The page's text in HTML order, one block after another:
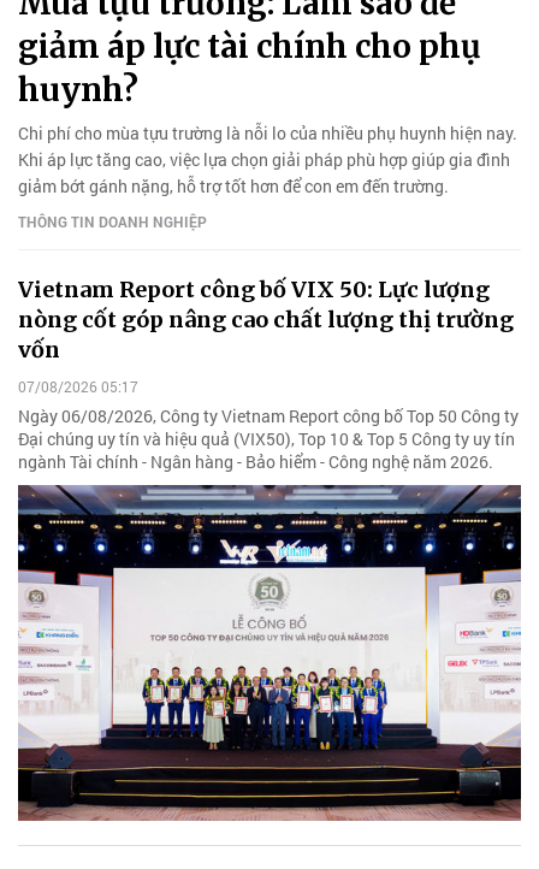
giảm áp lực tài chính cho phụ
huynh?
Chi phí cho mùa tựu trường là nỗi lo của nhiều phụ huynh hiện nay.
Khi áp lực tăng cao, việc lựa chọn giải pháp phù hợp giúp gia đình
giảm bớt gánh nặng, hỗ trợ tốt hơn để con em đến trường.
THÔNG TIN DOANH NGHIỆP
Vietnam Report công bố VIX 50: Lực lượng
nòng cốt góp nâng cao chất lượng thị trường
vốn
07/08/2026 05:17
Ngày 06/08/2026, Công ty Vietnam Report công bố Top 50 Công ty
Đại chúng uy tín và hiệu quả (VIX50), Top 10 & Top 5 Công ty uy tín
ngành Tài chính - Ngân hàng - Bảo hiểm - Công nghệ năm 2026.